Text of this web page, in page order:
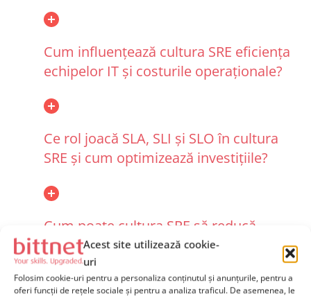
Acest site utilizează cookie-
uri
Folosim cookie-uri pentru a personaliza conținutul și anunțurile, pentru a
oferi funcții de rețele sociale și pentru a analiza traficul. De asemenea, le
Cum influențează cultura SRE eficiența
echipelor IT și costurile operaționale?
Ce rol joacă SLA, SLI și SLO în cultura
SRE și cum optimizează investițiile?
Cum poate cultura SRE să reducă
riscurile de securitate și costurile
asociate incidentelor?